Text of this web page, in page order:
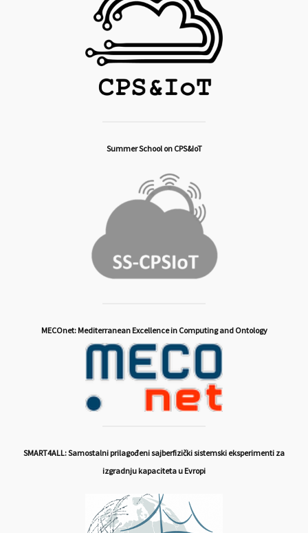
Summer School on CPS&IoT
MECOnet: Mediterranean Excellence in Computing and Ontology
SMART4ALL: Samostalni prilagođeni sajberfizički sistemski eksperimenti za
izgradnju kapaciteta u Evropi